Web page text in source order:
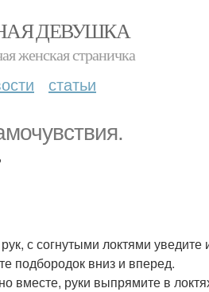
ДЕВУШКА
женская страничка
статьи
с согнутыми локтями уведите
подбородок вниз и вперед.
вместе, руки выпрямите в